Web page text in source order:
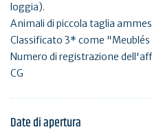
loggia).
Animali di piccola taglia
Classificato 3* come
Numero di registrazione
CG
Date di apertura